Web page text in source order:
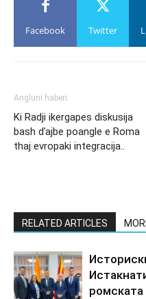
Facebook Twitter
Angluni haberi
Ki Radji ikergapes diskusija
bash ďajbe poangle e Roma
thaj evropaki integracija..
RELATED ARTICLES